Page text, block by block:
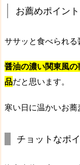
お薦めポイント
ササッと食べられる
醤油の濃い関東風
品だと思います。
寒い日に温かいお
チョットなポ